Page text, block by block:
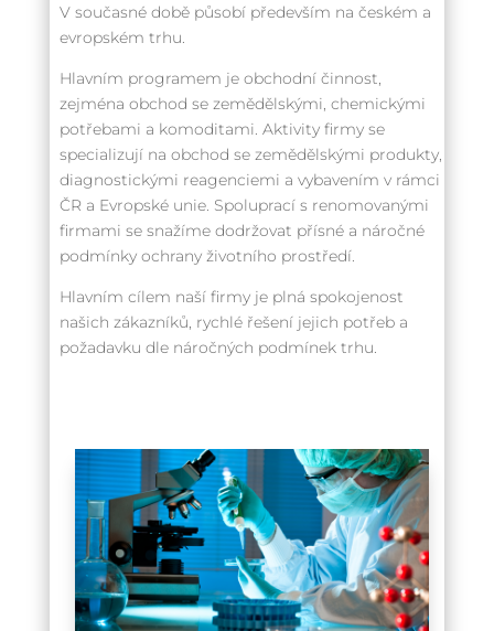
V současné době působí především na českém a
evropském trhu.
Hlavním programem je obchodní činnost,
zejména obchod se zemědělskými, chemickými
potřebami a komoditami. Aktivity firmy se
specializují na obchod se zemědělskými produkty,
diagnostickými reagenciemi a vybavením v rámci
ČR a Evropské unie. Spoluprací s renomovanými
firmami se snažíme dodržovat přísné a náročné
podmínky ochrany životního prostředí.
Hlavním cílem naší firmy je plná spokojenost
našich zákazníků, rychlé řešení jejich potřeb a
požadavku dle náročných podmínek trhu.